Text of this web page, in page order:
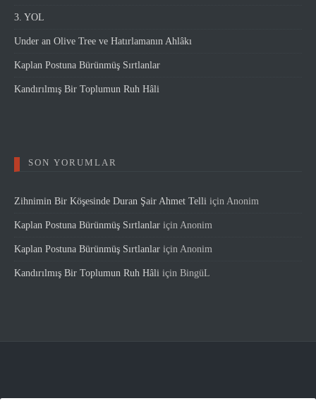
3. YOL
Under an Olive Tree ve Hatırlamanın Ahlâkı
Kaplan Postuna Bürünmüş Sırtlanlar
Kandırılmış Bir Toplumun Ruh Hâli
SON YORUMLAR
Zihnimin Bir Köşesinde Duran Şair Ahmet Telli içinAnonim
Kaplan Postuna Bürünmüş Sırtlanlar içinAnonim
Kaplan Postuna Bürünmüş Sırtlanlar içinAnonim
Kandırılmış Bir Toplumun Ruh Hâli için BingüL